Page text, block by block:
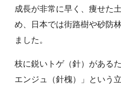
成長が非常に早く、痩せた
め、日本では街路樹や砂防
ました。
枝に鋭いトゲ（針）がある
エンジュ（針槐）」という